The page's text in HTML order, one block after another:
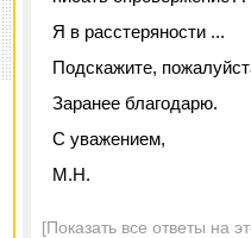
Я в расстеряности ...
Подскажите,
Заранее благодарю.
С уважением,
М.Н.
[Показать все ответы на